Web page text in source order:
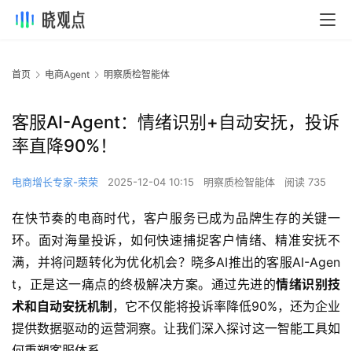
首页 电商Agent 明察质检智能体
客服AI-Agent：情绪识别+自动安抚，投诉
率直降90%！
电商增长专家-荣荣 2025-12-04 10:15 明察质检智能体 阅读 735
在快节奏的电商时代，客户服务已成为品牌生存的关键一
环。面对海量投诉，如何快速捕捉客户情绪、精准安抚不
满，并将问题转化为优化机会？晓多AI推出的客服AI-Agen
t，正是这一痛点的终极解决方案。通过先进的情绪识别技
术和自动安抚机制 ，它不仅能将投诉率降低90%，还为企业
提供数据驱动的运营洞察。让我们深入探讨这一智能工具如